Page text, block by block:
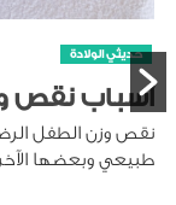
حديثي الولادة
أسباب نقص
نقص وزن الطفل
طبيعي وبعضها